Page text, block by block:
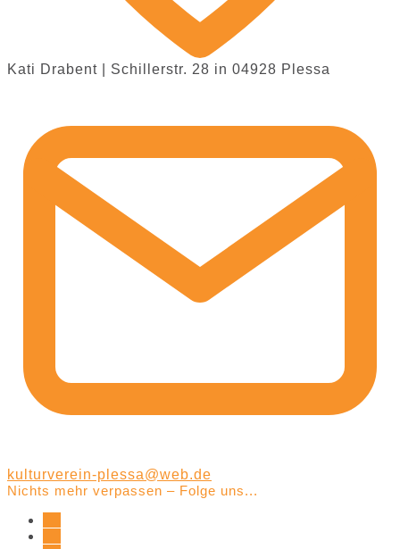
Kati Drabent | Schillerstr. 28 in 04928 Plessa
kulturverein-plessa@web.de
Nichts mehr verpassen – Folge uns...